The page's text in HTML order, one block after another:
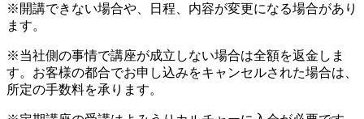
※開講できない場合や、日程、内容が変更になる場合があり
ます。
※当社側の事情で講座が成立しない場合は全額を返金しま
す。お客様の都合でお申し込みをキャンセルされた場合は、
所定の手数料を承ります。